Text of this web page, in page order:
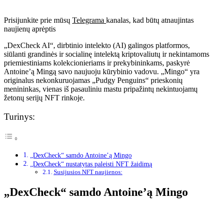
Prisijunkite prie mūsų Telegrama kanalas, kad būtų atnaujintas
naujienų aprėptis
„DexCheck AI“, dirbtinio intelekto (AI) galingos platformos,
siūlanti grandinės ir socialinę intelektą kriptovaliutų ir nekintamoms
priemiestiniams kolekcionieriams ir prekybininkams, paskyrė
Antoine’ą Mingą savo naujuoju kūrybinio vadovu. „Mingo“ yra
originalus nekonkuruojamas „Pudgy Penguins“ prieskonių
menininkas, vienas iš pasauliniu mastu pripažintų nekintuojamų
žetonų serijų NFT rinkoje.
Turinys:
„DexCheck“ samdo Antoine’ą Mingo
„DexCheck“ nustatytas paleisti NFT žaidimą
Susijusios NFT naujienos:
„DexCheck“ samdo Antoine’ą Mingo